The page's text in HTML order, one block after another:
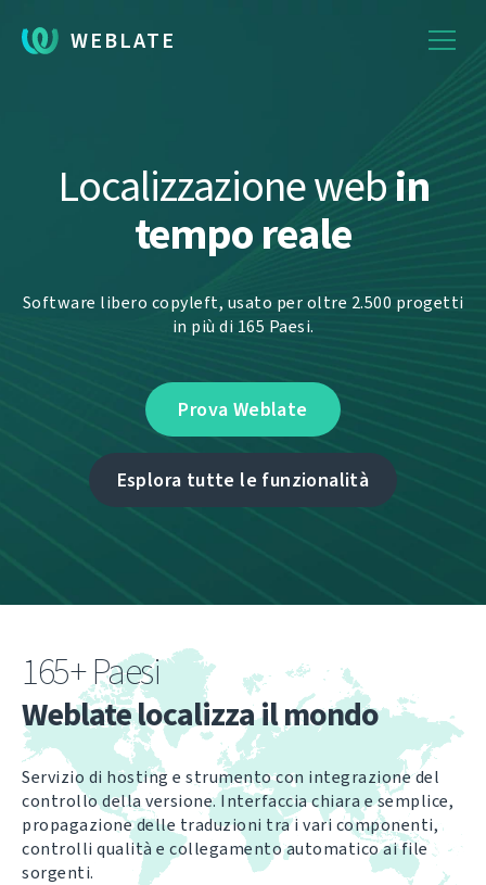
WEBLATE
Localizzazione webin
tempo reale
Software libero copyleft, usato per oltre 2.500 progetti
in più di 165 Paesi.
Prova Weblate
Esplora tutte le funzionalità
165+ Paesi
Weblate localizza il mondo
Servizio di hosting e strumento con integrazione del
controllo della versione. Interfaccia chiara e semplice,
propagazione delle traduzioni tra i vari componenti,
controlli qualità e collegamento automatico ai file
sorgenti.